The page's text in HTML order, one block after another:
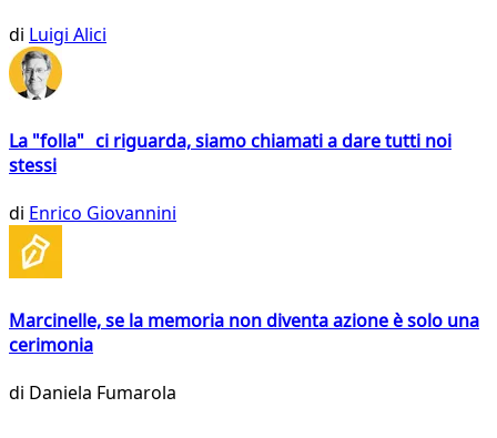
di Luigi Alici
La "folla" ci riguarda, siamo chiamati a dare tutti noi
stessi
di Enrico Giovannini
Marcinelle, se la memoria non diventa azione è solo una
cerimonia
di Daniela Fumarola